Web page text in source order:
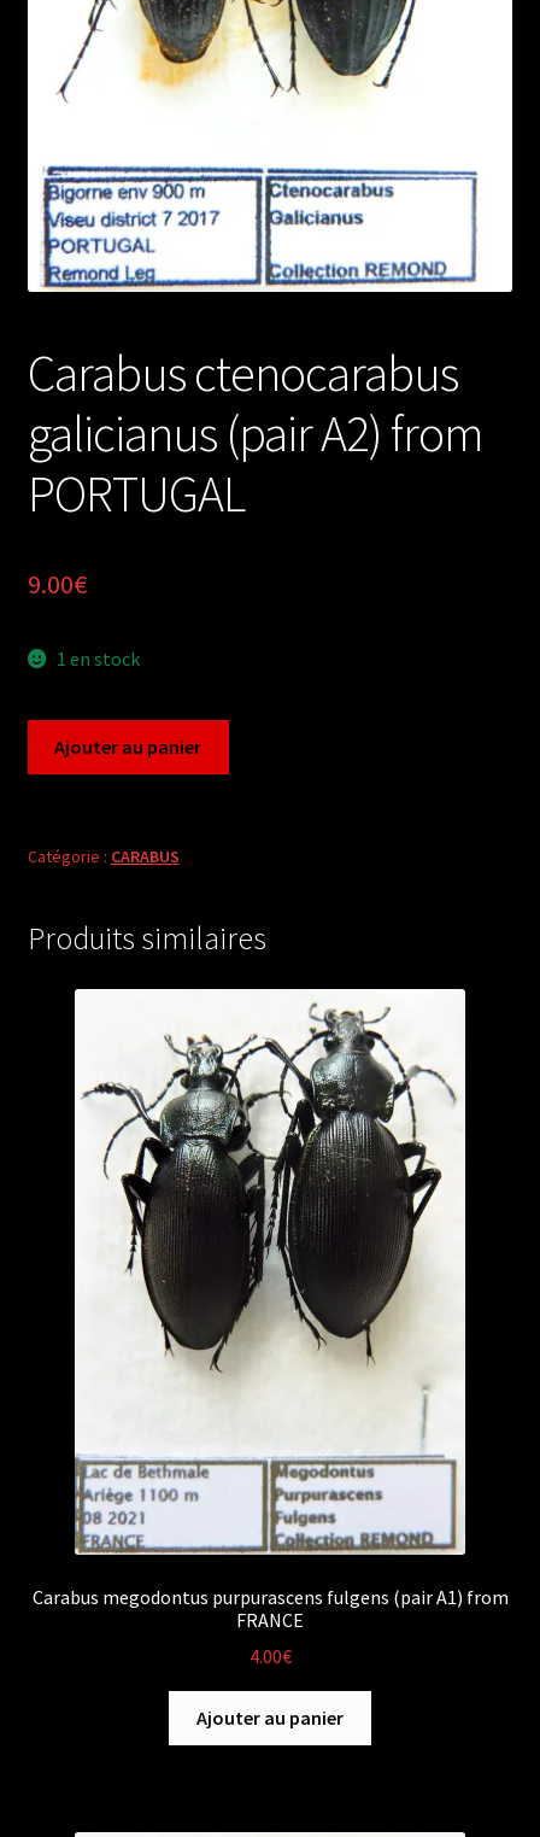
Carabus ctenocarabus
galicianus (pair A2) from
PORTUGAL
9.00€
1 en stock
galicianus
from
Ajouter au panier
Catégorie : CARABUS
Produits similaires
Carabus megodontus purpurascens fulgens (pair A1) from
FRANCE
4.00€
Ajouter au panier